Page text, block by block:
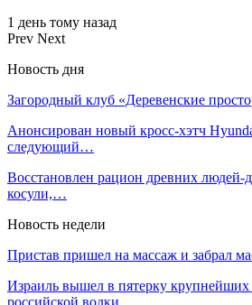
1 день тому назад
Prev Next
Новость дня
Загородный клуб «Деревенские
Анонсирован новый кросс-хэтч
следующий…
Восстановлен рацион древних людей-
косули,…
Новость недели
Пристав пришел на массаж и забрал
Израиль вышел в пятерку крупнейших
российской водки